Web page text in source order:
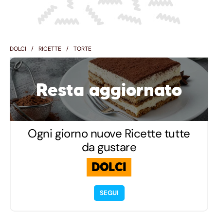
DOLCI RICETTE TORTE
Resta aggiornato
Ogni giorno nuove Ricette tutte
da gustare
DOLCI
SEGUI